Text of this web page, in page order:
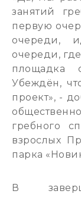
занятий
первую
очереди,
очереди,
площадка
Убеждён,
проект», -
гребного
взрослых
парка
В